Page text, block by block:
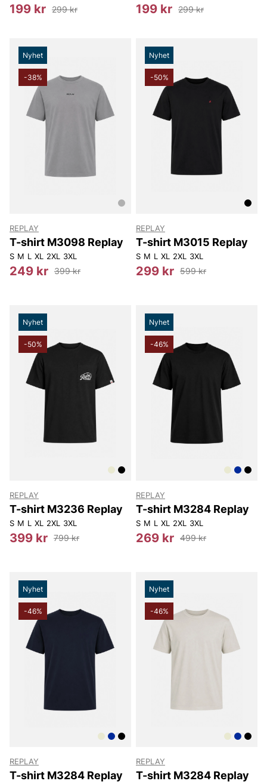
199 kr 299 kr 199 kr 299 kr
Nyhet
-38%
REPLAY
T-shirt M3098 Replay
S M L XL 2XL 3XL
249 kr 399 kr
Nyhet
-50%
REPLAY
T-shirt M3015 Replay
S M L XL 2XL 3XL
299 kr 599 kr
Nyhet
-50%
REPLAY
T-shirt M3236 Replay
S M L XL 2XL 3XL
399 kr 799 kr
Nyhet
-46%
REPLAY
T-shirt M3284 Replay
S M L XL 2XL 3XL
269 kr 499 kr
Nyhet
-46%
REPLAY
T-shirt M3284 Replay
Nyhet
-46%
REPLAY
T-shirt M3284 Replay